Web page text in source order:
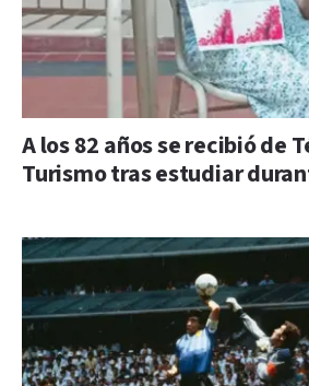
A los 82 años se recibió de
Turismo tras estudiar